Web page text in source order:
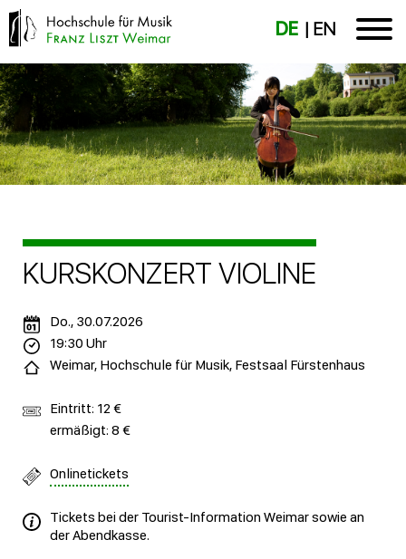
DE EN
KURSKONZERT VIOLINE
Do., 30.07.2026
19:30 Uhr
Weimar, Hochschule für Musik, Festsaal Fürstenhaus
Eintritt: 12 €
ermäßigt: 8 €
Onlinetickets
Tickets bei der Tourist-Information Weimar sowie an
der Abendkasse.